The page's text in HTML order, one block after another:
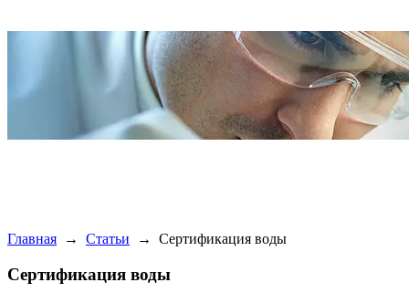
Главная → Статьи → Cертификация воды
Cертификация воды